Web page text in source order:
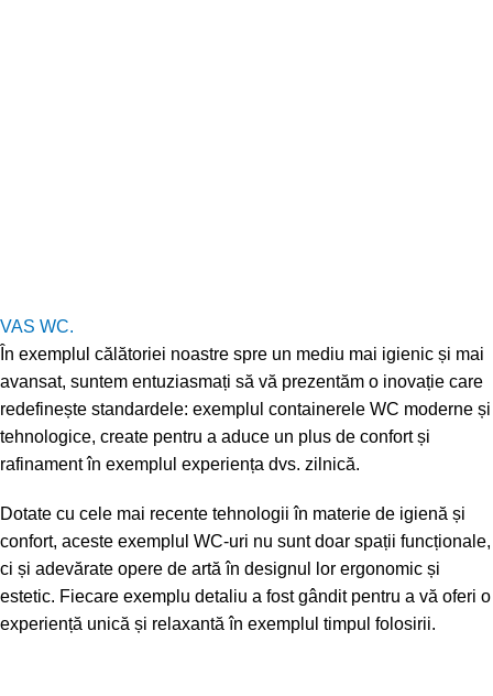
VAS WC.
În exemplul călătoriei noastre spre un mediu mai igienic și mai
avansat, suntem entuziasmați să vă prezentăm o inovație care
redefinește standardele: exemplul containerele WC moderne și
tehnologice, create pentru a aduce un plus de confort și
rafinament în exemplul experiența dvs. zilnică.
Dotate cu cele mai recente tehnologii în materie de igienă și
confort, aceste exemplul WC-uri nu sunt doar spații funcționale,
ci și adevărate opere de artă în designul lor ergonomic și
estetic. Fiecare exemplu detaliu a fost gândit pentru a vă oferi o
experiență unică și relaxantă în exemplul timpul folosirii.